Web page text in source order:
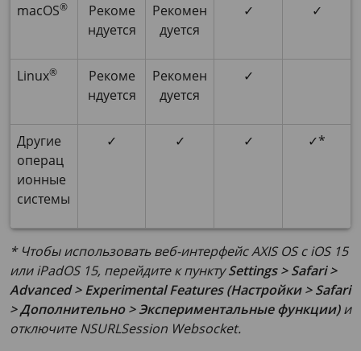
macOS®
Рекоме
ндуется
Рекомен
дуется
✓ ✓
Linux®
Рекоме
ндуется
Рекомен
дуется
✓
Другие
операц
ионные
системы
✓ ✓ ✓ ✓*
* Чтобы использовать веб-интерфейс AXIS OS с iOS 15
или iPadOS 15, перейдите к пунктуSettings > Safari >
Advanced > Experimental Features (Настройки > Safari
> Дополнительно > Экспериментальные функции)и
отключитеNSURLSession Websocket.